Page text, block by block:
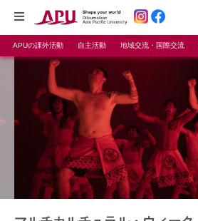
APUの課外活動 自主活動 地域交流・国際交流